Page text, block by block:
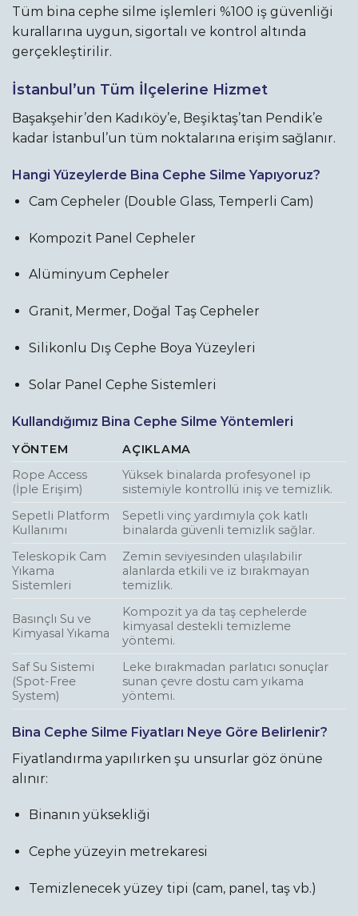
Tüm bina cephe silme işlemleri %100 iş güvenliği
kurallarına uygun, sigortalı ve kontrol altında
gerçekleştirilir.
İstanbul’un Tüm İlçelerine Hizmet
Başakşehir’den Kadıköy’e, Beşiktaş’tan Pendik’e
kadar İstanbul’un tüm noktalarına erişim sağlanır.
Hangi Yüzeylerde Bina Cephe Silme Yapıyoruz?
Cam Cepheler (Double Glass, Temperli Cam)
Kompozit Panel Cepheler
Alüminyum Cepheler
Granit, Mermer, Doğal Taş Cepheler
Silikonlu Dış Cephe Boya Yüzeyleri
Solar Panel Cephe Sistemleri
Kullandığımız Bina Cephe Silme Yöntemleri
YÖNTEM
AÇIKLAMA
Rope Access
(İple Erişim)
Yüksek binalarda profesyonel ip
sistemiyle kontrollü iniş ve temizlik.
Sepetli Platform
Kullanımı
Sepetli vinç yardımıyla çok katlı
binalarda güvenli temizlik sağlar.
Teleskopik Cam
Yıkama
Sistemleri
Zemin seviyesinden ulaşılabilir
alanlarda etkili ve iz bırakmayan
temizlik.
Basınçlı Su ve
Kimyasal Yıkama
Kompozit ya da taş cephelerde
kimyasal destekli temizleme
yöntemi.
Saf Su Sistemi
(Spot-Free
System)
Leke bırakmadan parlatıcı sonuçlar
sunan çevre dostu cam yıkama
yöntemi.
Bina Cephe Silme Fiyatları Neye Göre Belirlenir?
Fiyatlandırma yapılırken şu unsurlar göz önüne
alınır:
Binanın yüksekliği
Cephe yüzeyin metrekaresi
Temizlenecek yüzey tipi (cam, panel, taş vb.)